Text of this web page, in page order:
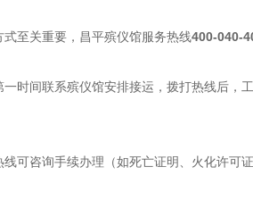
至关重要，昌平殡仪馆服务热线400-040-
时间联系殡仪馆安排接运，拨打热线后
可咨询手续办理（如死亡证明、火化许可